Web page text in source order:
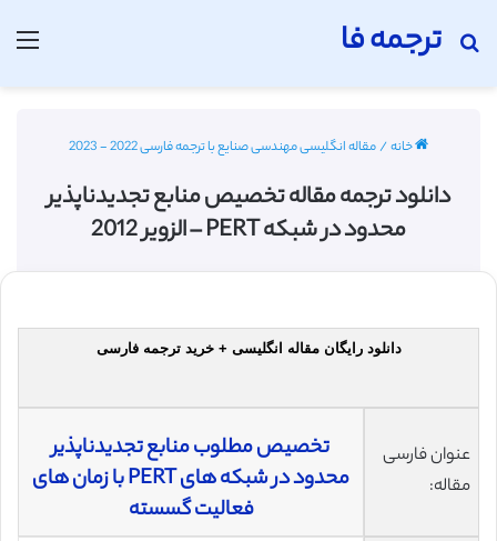
ترجمه فا
جستجو برای
خانه/مقاله انگلیسی مهندسی صنایع با ترجمه فارسی 2022 - 2023
دانلود ترجمه مقاله تخصیص منابع تجدیدناپذیر
محدود در شبکه PERT – الزویر 2012
دانلود رایگان مقاله انگلیسی + خرید ترجمه فارسی
عنوان فارسی
مقاله:
تخصیص مطلوب منابع تجدیدناپذیر
محدود در شبکه های PERT با زمان های
فعالیت گسسته